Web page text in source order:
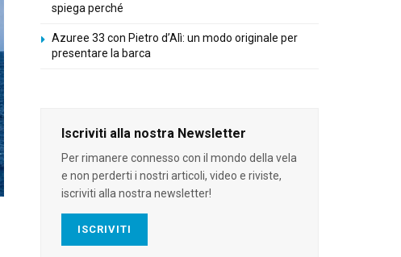
spiega perché
Azuree 33 con Pietro d’Alì: un modo originale per
presentare la barca
Iscriviti alla nostra Newsletter
Per rimanere connesso con il mondo della vela
e non perderti i nostri articoli, video e riviste,
iscriviti alla nostra newsletter!
ISCRIVITI